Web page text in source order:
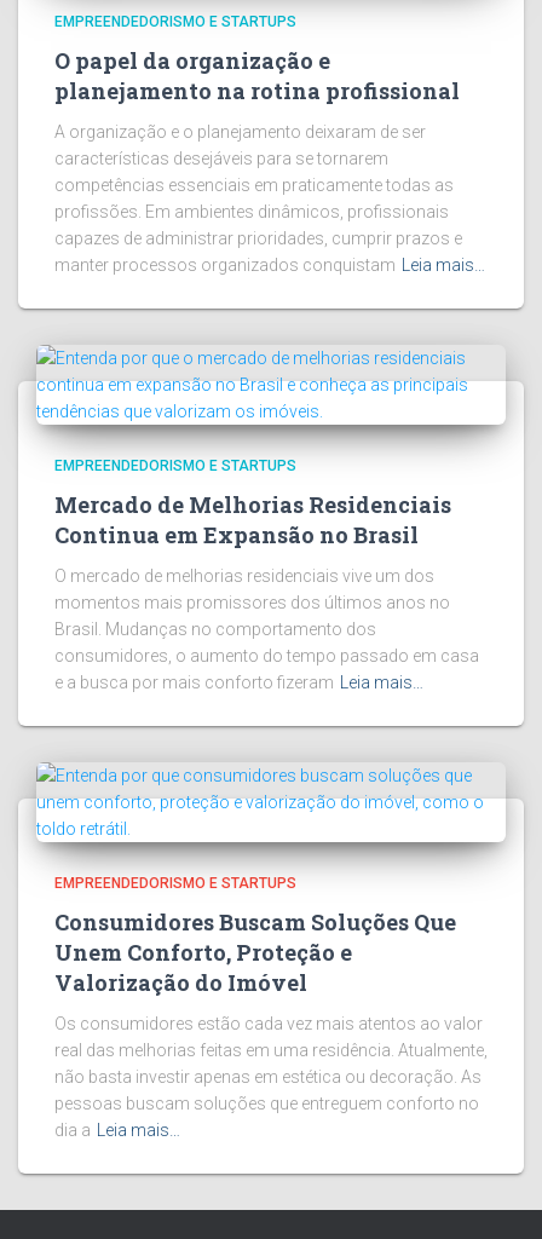
EMPREENDEDORISMO E STARTUPS
O papel da organização e
planejamento na rotina profissional
A organização e o planejamento deixaram de ser
características desejáveis para se tornarem
competências essenciais em praticamente todas as
profissões. Em ambientes dinâmicos, profissionais
capazes de administrar prioridades, cumprir prazos e
manter processos organizados conquistam
Leia mais…
EMPREENDEDORISMO E STARTUPS
Mercado de Melhorias Residenciais
Continua em Expansão no Brasil
O mercado de melhorias residenciais vive um dos
momentos mais promissores dos últimos anos no
Brasil. Mudanças no comportamento dos
consumidores, o aumento do tempo passado em casa
e a busca por mais conforto fizeram
Leia mais…
EMPREENDEDORISMO E STARTUPS
Consumidores Buscam Soluções Que
Unem Conforto, Proteção e
Valorização do Imóvel
Os consumidores estão cada vez mais atentos ao valor
real das melhorias feitas em uma residência. Atualmente,
não basta investir apenas em estética ou decoração. As
pessoas buscam soluções que entreguem conforto no
dia a
Leia mais…